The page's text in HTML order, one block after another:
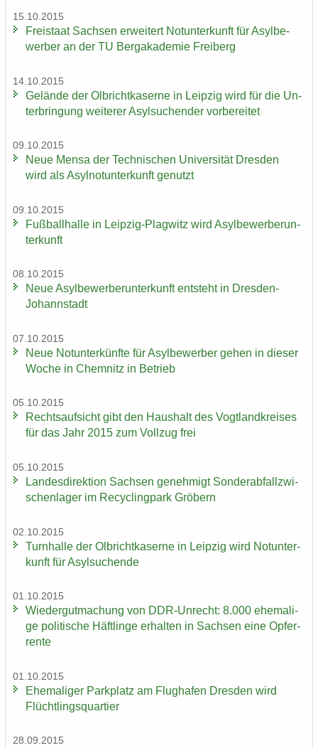
15.10.2015
Frei­staat Sach­sen er­wei­tert Not­un­ter­kunft für Asyl­be­
wer­ber an der TU Berg­aka­de­mie Frei­berg
14.10.2015
Ge­län­de der Ol­bricht­ka­ser­ne in Leip­zig wird für die Un­
ter­brin­gung wei­te­rer Asyl­su­chen­der vor­be­rei­tet
09.10.2015
Neue Mensa der Tech­ni­schen Uni­ver­si­tät Dres­den
wird als Asyl­not­un­ter­kunft ge­nutzt
09.10.2015
Fuß­ball­hal­le in Leipzig-​Plagwitz wird Asyl­be­wer­ber­un­
ter­kunft
08.10.2015
Neue Asyl­be­wer­ber­un­ter­kunft ent­steht in Dresden-​
Johannstadt
07.10.2015
Neue Not­un­ter­künf­te für Asyl­be­wer­ber gehen in die­ser
Woche in Chem­nitz in Be­trieb
05.10.2015
Rechts­auf­sicht gibt den Haus­halt des Vogt­land­krei­ses
für das Jahr 2015 zum Voll­zug frei
05.10.2015
Lan­des­di­rek­ti­on Sach­sen ge­neh­migt Son­der­ab­fall­zwi­
schen­la­ger im Re­cy­cling­park Grö­bern
02.10.2015
Turn­hal­le der Ol­bricht­ka­ser­ne in Leip­zig wird Not­un­ter­
kunft für Asyl­su­chen­de
01.10.2015
Wie­der­gut­ma­chung von DDR-​Unrecht: 8.000 ehe­ma­li­
ge po­li­ti­sche Häft­lin­ge er­hal­ten in Sach­sen eine Op­fer­
ren­te
01.10.2015
Ehe­ma­li­ger Park­platz am Flug­ha­fen Dres­den wird
Flücht­lings­quar­tier
28.09.2015